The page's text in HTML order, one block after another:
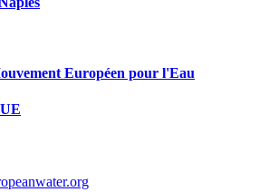
Européen pour l'Eau